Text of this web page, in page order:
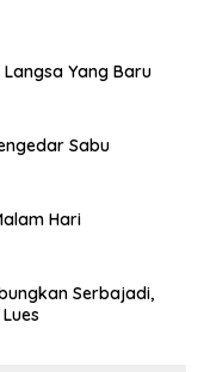
Yang Baru
Sabu
Hari
Serbajadi,